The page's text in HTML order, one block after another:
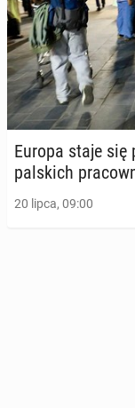
Europa staje
pal­skich
20 lipca, 09:00